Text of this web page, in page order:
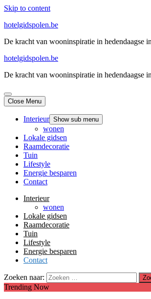
Skip to content
hotelgidspolen.be
De kracht van wooninspiratie in hedendaagse
hotelgidspolen.be
De kracht van wooninspiratie in hedendaagse
Close Menu
Interieur Show sub menu
wonen
Lokale gidsen
Raamdecoratie
Tuin
Lifestyle
Energie besparen
Contact
Interieur
wonen
Lokale gidsen
Raamdecoratie
Tuin
Lifestyle
Energie besparen
Contact
Zoeken naar:
Trending Now